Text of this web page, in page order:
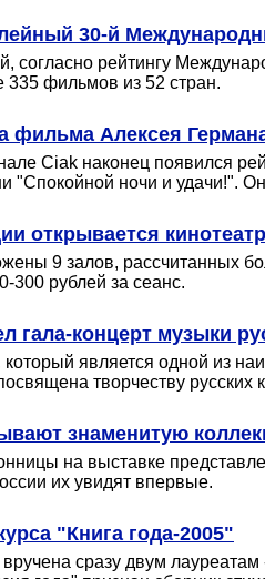
30-й
согласно рейтингу
335 фильмов из 52 стран.
фильма Алексея
Ciak наконец появился
"Спокойной ночи и удачи!".
открывается
9 залов, рассчитанных
300 рублей за сеанс.
гала-концерт музыки
является одной из
творчеству русских
знаменитую
на выставке
их увидят впервые.
"Книга года-2005"
сразу двум